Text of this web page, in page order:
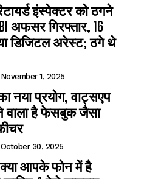
इंस्पेक्टर को ठगने
अफसर गिरफ्तार, 16
डिजिटल अरेस्ट; ठगे थे
November 1, 2025
नया प्रयोग, वाट्सएप
है फेसबुक जैसा
October 30, 2025
क्या आपके फोन में है